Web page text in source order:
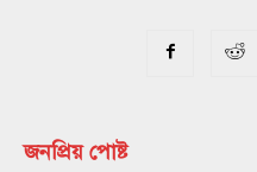
জনপ্রিয় পোষ্ট